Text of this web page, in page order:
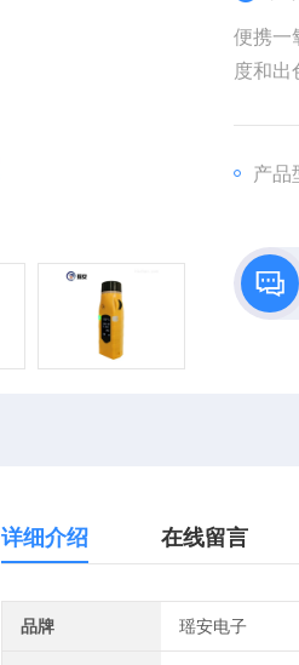
便携一
度和出
产品
详细介绍 在线留言
品牌 瑶安电子